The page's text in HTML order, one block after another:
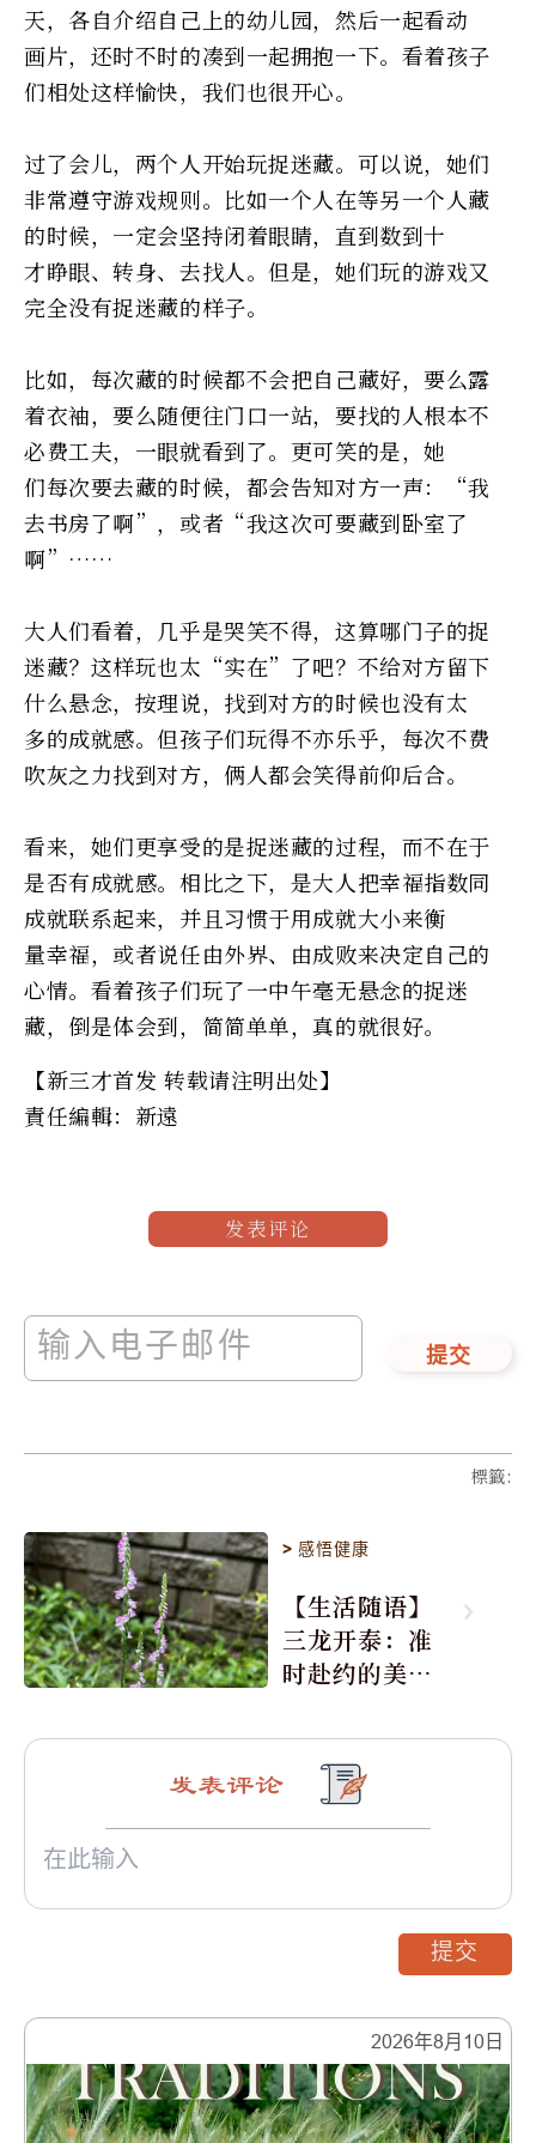
天，各自介绍自己上的幼儿园，然后一起看动
画片，还时不时的凑到一起拥抱一下。看着孩子
们相处这样愉快，我们也很开心。
过了会儿，两个人开始玩捉迷藏。可以说，她们
非常遵守游戏规则。比如一个人在等另一个人藏
的时候，一定会坚持闭着眼睛，直到数到十
才睁眼、转身、去找人。但是，她们玩的游戏又
完全没有捉迷藏的样子。
比如，每次藏的时候都不会把自己藏好，要么露
着衣袖，要么随便往门口一站，要找的人根本不
必费工夫，一眼就看到了。更可笑的是，她
们每次要去藏的时候，都会告知对方一声：“我
去书房了啊”，或者“我这次可要藏到卧室了
啊”……
大人们看着，几乎是哭笑不得，这算哪门子的捉
迷藏？这样玩也太“实在”了吧？不给对方留下
什么悬念，按理说，找到对方的时候也没有太
多的成就感。但孩子们玩得不亦乐乎，每次不费
吹灰之力找到对方，俩人都会笑得前仰后合。
看来，她们更享受的是捉迷藏的过程，而不在于
是否有成就感。相比之下，是大人把幸福指数同
成就联系起来，并且习惯于用成就大小来衡
量幸福，或者说任由外界、由成败来决定自己的
心情。看着孩子们玩了一中午毫无悬念的捉迷
藏，倒是体会到，简简单单，真的就很好。
【新三才首发 转载请注明出处】
責任編輯：新遠
发表评论
提交
標籤:
>感悟健康
【生活随语】
三龙开泰：准
时赴约的美丽
2026年8月10日
发表评论
提交